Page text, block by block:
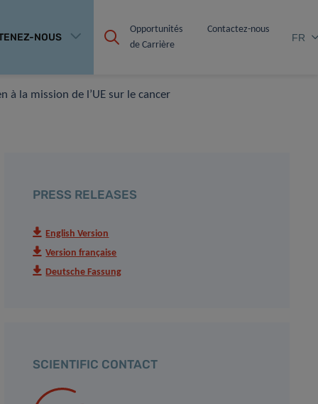
NOUS
Opportunités
de Carrière
Contactez-nous
FR
à la mission de l’UE sur le cancer
PRESS RELEASES
English Version
Version française
Deutsche Fassung
SCIENTIFIC CONTACT